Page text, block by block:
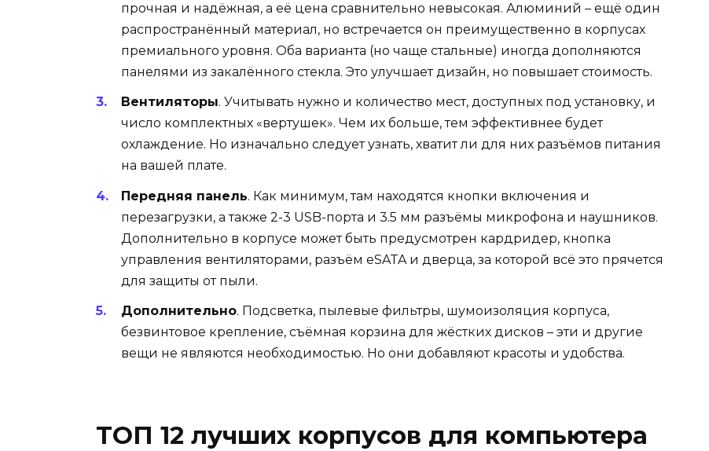
прочная и надёжная, а её цена сравнительно невысокая. Алюминий – ещё один
распространённый материал, но встречается он преимущественно в корпусах
премиального уровня. Оба варианта (но чаще стальные) иногда дополняются
панелями из закалённого стекла. Это улучшает дизайн, но повышает стоимость.
Вентиляторы. Учитывать нужно и количество мест, доступных под установку, и
число комплектных «вертушек». Чем их больше, тем эффективнее будет
охлаждение. Но изначально следует узнать, хватит ли для них разъёмов питания
на вашей плате.
Передняя панель. Как минимум, там находятся кнопки включения и
перезагрузки, а также 2-3 USB-порта и 3.5 мм разъёмы микрофона и наушников.
Дополнительно в корпусе может быть предусмотрен кардридер, кнопка
управления вентиляторами, разъём eSATA и дверца, за которой всё это прячется
для защиты от пыли.
Дополнительно. Подсветка, пылевые фильтры, шумоизоляция корпуса,
безвинтовое крепление, съёмная корзина для жёстких дисков – эти и другие
вещи не являются необходимостью. Но они добавляют красоты и удобства.
ТОП 12 лучших корпусов для компьютера